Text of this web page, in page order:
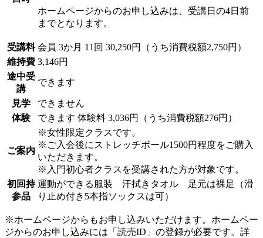
ホームページからのお申し込みは、受講日の4日前
までとなります。
受講料 会員 3か月 11回 30,250円（うち消費税額2,750円）
維持費 3,146円
途中受
講
できます
見学
できません
体験
できます 体験料 3,036円（うち消費税額276円）
ご案内
※女性限定クラスです。
※ご入会後にストレッチボール1500円程度をご購入
いただきます。
※入門初心者クラスを受講された方が対象です。
初回持
参品
運動ができる服装 汗拭きタオル 足元は裸足（滑
り止め付き5本指ソックスは可）
※ホームページからもお申し込みいただけます。ホームペー
ジからのお申し込みには「読売ID」の登録が必要です。詳